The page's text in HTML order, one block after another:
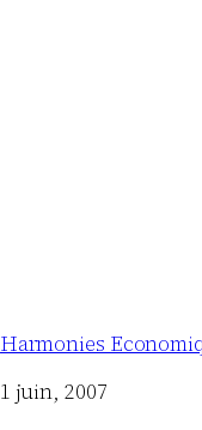
Harmonies
Date
1 juin, 2007